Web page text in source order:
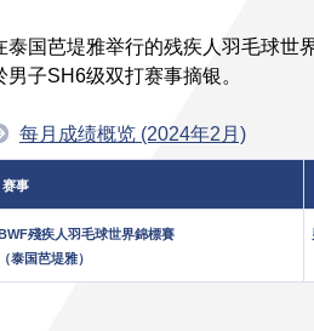
泰国芭堤雅举行的残疾人羽毛球世
男子SH6级双打赛事摘银。
每月成绩概览 (2024年2月)
赛事
殘疾人羽毛球世界錦標賽
（泰国芭堤雅）